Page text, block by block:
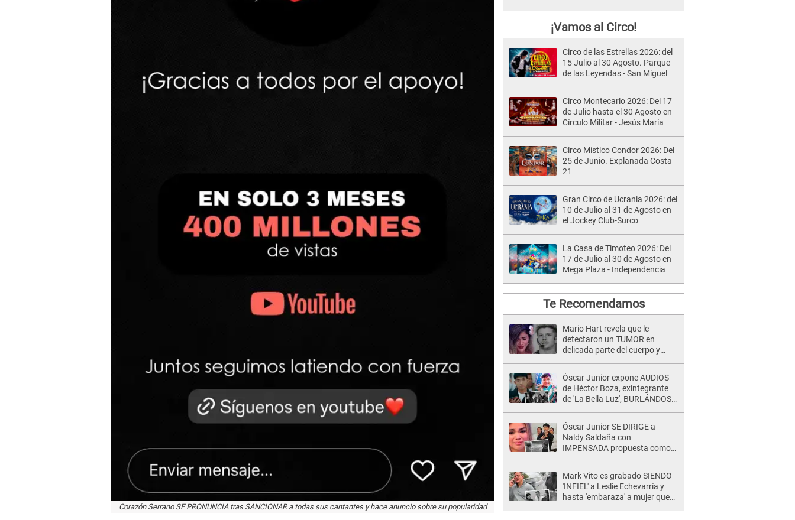
Corazón Serrano SE PRONUNCIA tras SANCIONAR a todas sus cantantes y hace anuncio sobre su popularidad
¡Vamos al Circo!
Circo de las Estrellas 2026: del
15 Julio al 30 Agosto. Parque
de las Leyendas - San Miguel
Circo Montecarlo 2026: Del 17
de Julio hasta el 30 Agosto en
Círculo Militar - Jesús María
Circo Místico Condor 2026: Del
25 de Junio. Explanada Costa
21
Gran Circo de Ucrania 2026: del
10 de Julio al 31 de Agosto en
el Jockey Club-Surco
La Casa de Timoteo 2026: Del
17 de Julio al 30 de Agosto en
Mega Plaza - Independencia
Te Recomendamos
Mario Hart revela que le
detectaron un TUMOR en
delicada parte del cuerpo y
muy fuertes..."
Óscar Junior expone AUDIOS
de Héctor Boza, exintegrante
de 'La Bella Luz', BURLÁNDOSE
de maltrato: "Grábame..."
Óscar Junior SE DIRIGE a
Naldy Saldaña con
IMPENSADA propuesta como
Mark Vito es grabado SIENDO
'INFIEL' a Leslie Echevarría y
hasta 'embaraza' a mujer que